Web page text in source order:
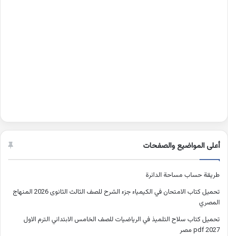
أعلى المواضيع والصفحات
طريقة حساب مساحة الدائرة
تحميل كتاب الامتحان في الكيمياء جزء الشرح للصف الثالث الثانوى 2026 المنهاج
المصري
تحميل كتاب سلاح التلميذ في الرياضيات للصف الخامس الابتدائي الترم الاول
2027 pdf مصر